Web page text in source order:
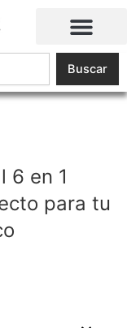
Buscar
6 en 1
para tu